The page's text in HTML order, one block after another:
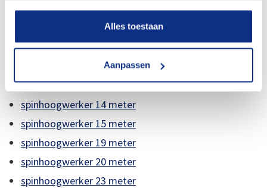
Alles toestaan
Aanpassen
samen met onze keurmeester altijd voor een
uitstekend onderhoud van onze machines. Ga direct
naar ons spinrups hoogwerker aanbod:
spinhoogwerker 11 meter
spinhoogwerker 14 meter
spinhoogwerker 15 meter
spinhoogwerker 19 meter
spinhoogwerker 20 meter
spinhoogwerker 23 meter